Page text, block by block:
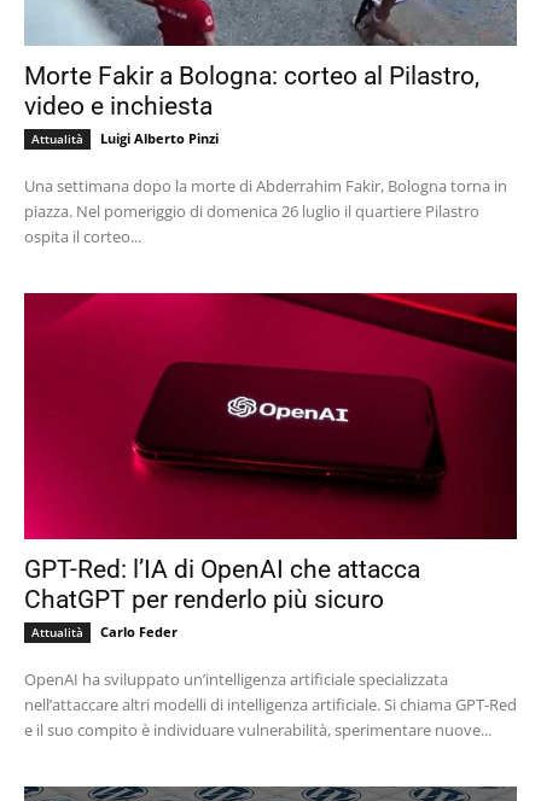
Morte Fakir a Bologna: corteo al Pilastro,
video e inchiesta
Attualità Luigi Alberto Pinzi
Una settimana dopo la morte di Abderrahim Fakir, Bologna torna in
piazza. Nel pomeriggio di domenica 26 luglio il quartiere Pilastro
ospita il corteo...
GPT-Red: l’IA di OpenAI che attacca
ChatGPT per renderlo più sicuro
Attualità Carlo Feder
OpenAI ha sviluppato un’intelligenza artificiale specializzata
nell’attaccare altri modelli di intelligenza artificiale. Si chiama GPT-Red
e il suo compito è individuare vulnerabilità, sperimentare nuove...